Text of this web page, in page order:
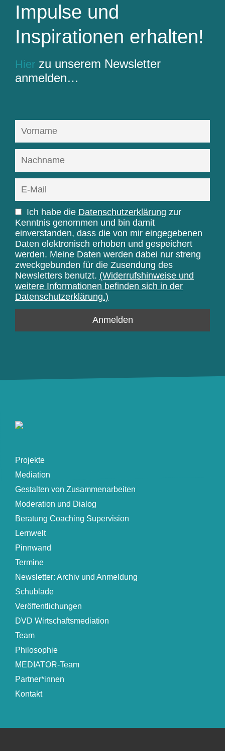
Impulse und
Inspirationen erhalten!
Hier zu unserem Newsletter
anmelden…
Ich habe die Datenschutzerklärung zur
Kenntnis genommen und bin damit
einverstanden, dass die von mir eingegebenen
Daten elektronisch erhoben und gespeichert
werden. Meine Daten werden dabei nur streng
zweckgebunden für die Zusendung des
Newsletters benutzt. (Widerrufshinweise und
weitere Informationen befinden sich in der
Datenschutzerklärung.)
Projekte
Mediation
Gestalten von Zusammenarbeiten
Moderation und Dialog
Beratung Coaching Supervision
Lernwelt
Pinnwand
Termine
Newsletter: Archiv und Anmeldung
Schublade
Veröffentlichungen
DVD Wirtschaftsmediation
Team
Philosophie
MEDIATOR-Team
Partner*innen
Kontakt